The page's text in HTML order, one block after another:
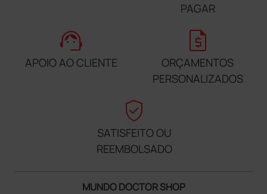
PAGAR
support_agent
APOIO AO CLIENTE
request_quote
ORÇAMENTOS
PERSONALIZADOS
verified_user
SATISFEITO OU
REEMBOLSADO
MUNDO DOCTOR SHOP